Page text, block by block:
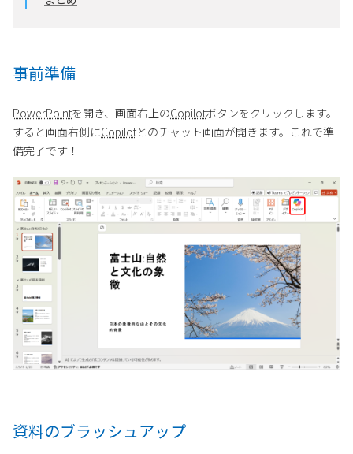
事前準備
PowerPointを開き、画面右上のCopilotボタンをクリックします。
すると画面右側にCopilotとのチャット画面が開きます。これで準
備完了です！
資料のブラッシュアップ